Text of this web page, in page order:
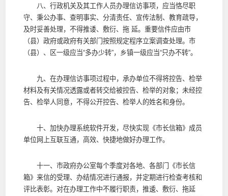
八、行政机关及其工作人员办理信访事项，应当恪尽职
守、秉公办事、查明事实、分清责任、宣传法制、教育疏导，
及时妥善处理，不得推诿、敷衍、拖 延。重要信件应由市
（县）政府或政府有关部门按照规定程序立案调查处理。市
（县）、区一级应当“多办少转”，乡镇一级应当“只办不转”。
九、在办理信访事项过程中，承办单位不得将控告、检举
材料及有关情况透露或者转交给被控告、检举的对象；未经控
告、检举人同意，不得公开控告、检举人的姓名和身份。
十、加快办理系统软件开发，尽快实现《市长信箱》成员
单位网上互联互通，高效、快捷地做好办理工作。
十一、市政府办公室每个季度对各地、各部门《市长信
箱》来信的受理、办结情况进行通报，并定期进行检查考核和
评比表彰。对在办理工作中不履行职责，推逶、敷衍、拖延